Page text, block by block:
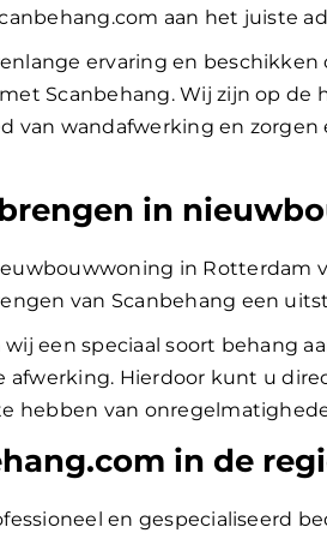
aan het juiste
ervaring en
Scanbehang. Wij zijn op de
van wandafwerking en zorgen
in
in Rotterdam
van Scanbehang een
een speciaal soort behang
afwerking. Hierdoor kunt u
hebben van
in de
en gespecialiseerd